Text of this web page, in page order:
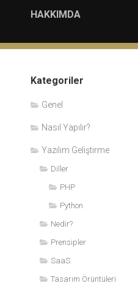
HAKKIMDA
Kategoriler
Genel
Nasıl Yapılır?
Yazılım Geliştirme
Diller
PHP
Python
Nedir?
Prensipler
SaaS
Tasarım Örüntüleri